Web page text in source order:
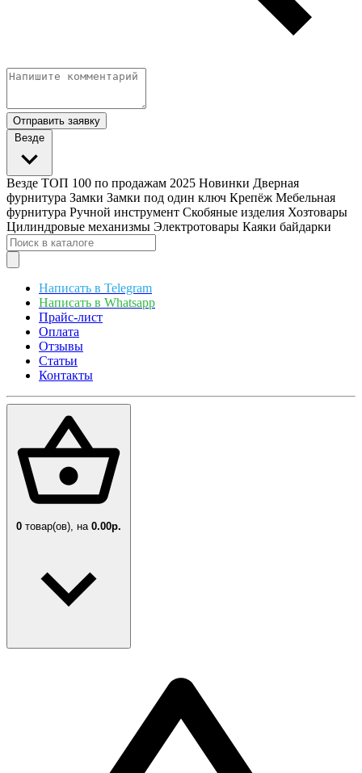
Отправить заявку
Везде
Везде ТОП 100 по продажам 2025 Новинки Дверная
фурнитура Замки Замки под один ключ Крепёж Мебельная
фурнитура Ручной инструмент Скобяные изделия Хозтовары
Цилиндровые механизмы Электротовары Каяки байдарки
Написать в Telegram
Написать в Whatsapp
Прайс-лист
Оплата
Отзывы
Статьи
Контакты
0 товар(ов), на 0.00р.